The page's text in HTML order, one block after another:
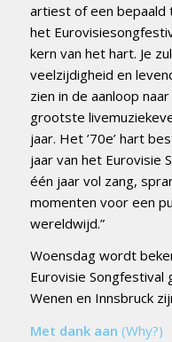
artiest of een bepaald
het
kern van het hart. Je
veelzijdigheid en
zien in de aanloop
grootste
jaar. Het ’70e’ hart
jaar van het Eurovisie
één jaar vol zang,
momenten voor een
wereldwijd.”
Woensdag wordt
Eurovisie
Wenen en Innsbruck
Met dank aan (Why?)